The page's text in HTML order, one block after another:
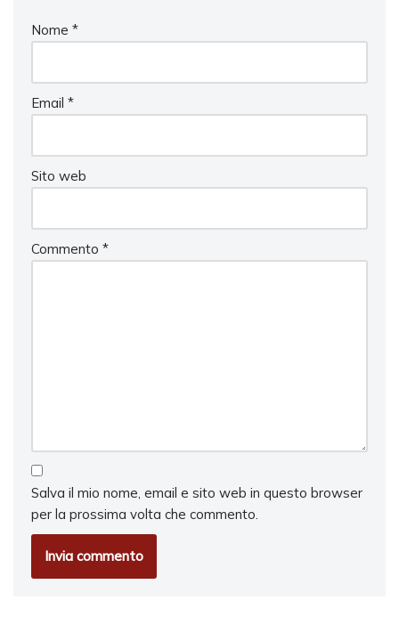
Nome *
Email *
Sito web
Commento *
Salva il mio nome, email e sito web in questo browser
per la prossima volta che commento.